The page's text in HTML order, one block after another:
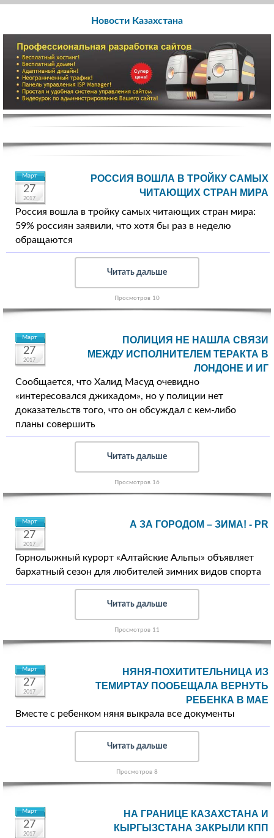
Новости Казахстана
Март
27
2017
РОССИЯ ВОШЛА В ТРОЙКУ САМЫХ
ЧИТАЮЩИХ СТРАН МИРА
Россия вошла в тройку самых читающих стран мира:
59% россиян заявили, что хотя бы раз в неделю
обращаются
Читать дальше
Просмотров 10
Март
27
2017
ПОЛИЦИЯ НЕ НАШЛА СВЯЗИ
МЕЖДУ ИСПОЛНИТЕЛЕМ ТЕРАКТА В
ЛОНДОНЕ И ИГ
Сообщается, что Халид Масуд очевидно
«интересовался джихадом», но у полиции нет
доказательств того, что он обсуждал с кем-либо
планы совершить
Читать дальше
Просмотров 16
Март
27
2017
А ЗА ГОРОДОМ – ЗИМА! - PR
Горнолыжный курорт «Алтайские Альпы» объявляет
бархатный сезон для любителей зимних видов спорта
Читать дальше
Просмотров 11
Март
27
2017
НЯНЯ-ПОХИТИТЕЛЬНИЦА ИЗ
ТЕМИРТАУ ПООБЕЩАЛА ВЕРНУТЬ
РЕБЕНКА В МАЕ
Вместе с ребенком няня выкрала все документы
Читать дальше
Просмотров 8
Март
27
2017
НА ГРАНИЦЕ КАЗАХСТАНА И
КЫРГЫЗСТАНА ЗАКРЫЛИ КПП